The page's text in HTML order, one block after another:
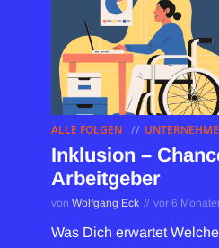
ALLE FOLGEN
Inklusion –
Arbeitgeber
von Wolfgang Eck vor 6
Was Dich erwartet